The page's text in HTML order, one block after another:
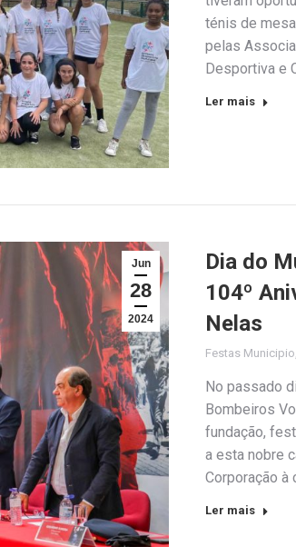
ténis de
pelas
Desportiva e
Ler mais
Jun
28
2024
Dia do
104º
Nelas
Festas Municipio
No passado
Bombeiros
fundação,
a esta nobre
Corporação à
Ler mais